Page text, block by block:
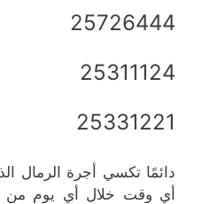
25726444
25311124
25331221
دائمًا تكسي أجرة الرمال
أي وقت خلال أي يوم من